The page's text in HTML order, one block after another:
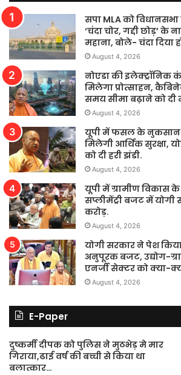
सपा MLA को
‘चंदा चोर, गद्दी छोड़’ के
महाना, बोले- चंदा दिया
August 4, 2026
नोएडा की इलेक्ट्रॉनिक
मिलेगा प्रोत्साहन,
समय सीमा बढ़ाने को दी
August 4, 2026
यूपी में फसल के नुकसान
मिलेगी आर्थिक सुरक्षा,
को दी हरी झंडी.
August 4, 2026
यूपी में ग्रामीण विकास
सप्लीमेंट्री बजट में योगी
करोड़.
August 4, 2026
योगी सरकार ने पेश
अनुपूरक बजट, उद्योग-
एनर्जी सेक्टर को क्या-
August 4, 2026
E-Paper
दुष्कर्मी दीपक को पुलिस ने मुठभेड़ मे मार
गिराया,ढाई वर्ष की बच्ची से किया था
बलात्कार…